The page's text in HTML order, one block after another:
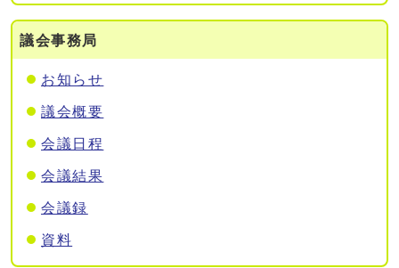
議会事務局
お知らせ
議会概要
会議日程
会議結果
会議録
資料